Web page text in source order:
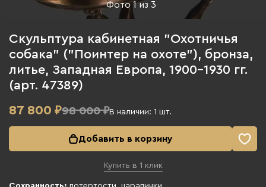
Фото1из3
Скульптура кабинетная "Охотничья
собака" ("Поинтер на охоте"), бронза,
литье, Западная Европа, 1900-1930 гг.
(арт. 47389)
87 800 ₽98 000 ₽В наличии: 1 шт.
Добавить в корзину
Купить в 1 клик